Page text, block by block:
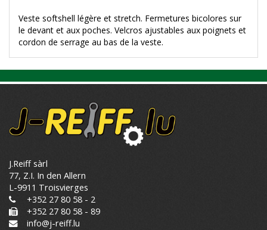
Veste softshell légère et stretch. Fermetures bicolores sur
le devant et aux poches. Velcros ajustables aux poignets et
cordon de serrage au bas de la veste.
J.Reiff sàrl
77, Z.I. In den Allern
L-9911 Troisvierges
+352 27 80 58 - 2
+352 27 80 58 - 89
info@j-reiff.lu